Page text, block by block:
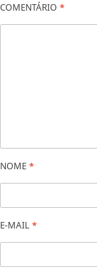
COMENTÁRIO *
NOME *
E-MAIL *